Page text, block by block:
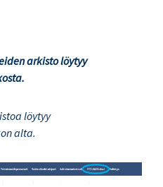
arkisto löytyy
löytyy
alta.